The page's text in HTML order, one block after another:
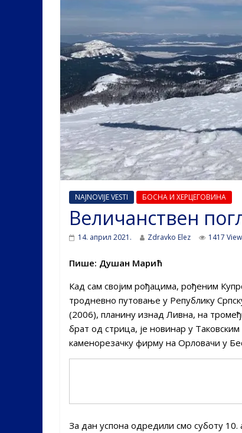
NAJNOVIJE VESTI БОСНА И ХЕРЦЕГОВИНА
Величанствен
14. април 2021. Zdravko Elez 1417
Пише: Душан Марић
Кад сам својим рођацима, рођеним
тродневно путовање у Републику
(2006), планину изнад Ливна, на
брат од стрица, је новинар у
каменорезачку фирму на Орловачи у
За дан успона одредили смо суботу